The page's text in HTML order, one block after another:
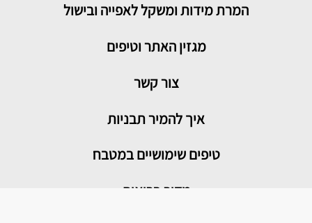
המרת מידות ומשקל לאפייה ובישול
מגזין האתר וטיפים
צור קשר
איך להמיר תבניות
טיפים שימושיים במטבח
מדור בריאות